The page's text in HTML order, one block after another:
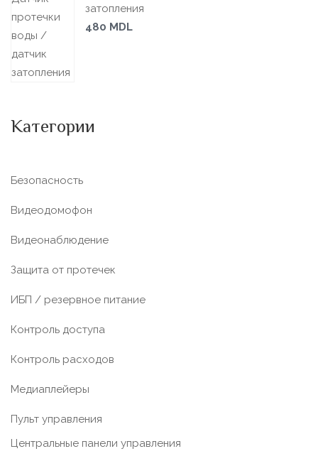
затопления
480 MDL
Категории
Безопасность
Видеодомофон
Видеонаблюдение
Защита от протечек
ИБП / резервное питание
Контроль доступа
Контроль расходов
Медиаплейеры
Пульт управления
Центральные панели управления